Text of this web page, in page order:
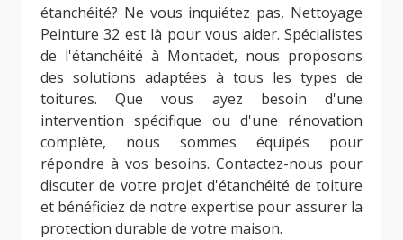
étanchéité? Ne vous inquiétez pas, Nettoyage
Peinture 32 est là pour vous aider. Spécialistes
de l'étanchéité à Montadet, nous proposons
des solutions adaptées à tous les types de
toitures. Que vous ayez besoin d'une
intervention spécifique ou d'une rénovation
complète, nous sommes équipés pour
répondre à vos besoins. Contactez-nous pour
discuter de votre projet d'étanchéité de toiture
et bénéficiez de notre expertise pour assurer la
protection durable de votre maison.